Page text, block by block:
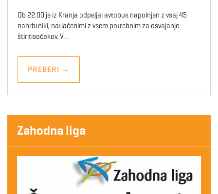
Ob 22.00 je iz Kranja odpeljal avtobus napolnjen z vsaj 45
nahrbtniki, natlačenimi z vsem potrebnim za osvajanje
štiritisočakov. V…
PREBERI →
Zahodna liga